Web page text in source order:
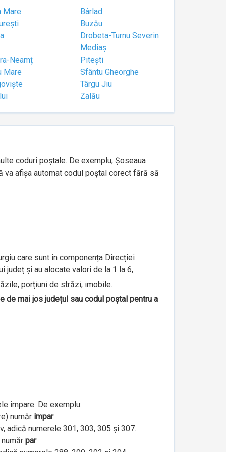
Mare
Bârlad
Buzău
Drobeta-Turnu Severin
Mediaș
Neamț
Pitești
Mare
Sfântu Gheorghe
Târgu Jiu
Zalău
coduri poștale. De exemplu, Șoseaua
va afișa automat codul poștal corect fără să
care sunt în componența Direcției
județ și au alocate valori de la 1 la 6,
porțiuni de străzi, imobile.
mai jos județul sau codul poștal pentru a
impare. De exemplu:
număr impar.
adică numerele 301, 303, 305 și 307.
par.